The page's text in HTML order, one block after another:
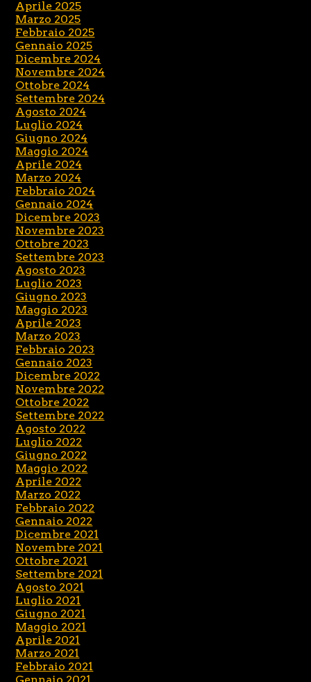
Aprile 2025
Marzo 2025
Febbraio 2025
Gennaio 2025
Dicembre 2024
Novembre 2024
Ottobre 2024
Settembre 2024
Agosto 2024
Luglio 2024
Giugno 2024
Maggio 2024
Aprile 2024
Marzo 2024
Febbraio 2024
Gennaio 2024
Dicembre 2023
Novembre 2023
Ottobre 2023
Settembre 2023
Agosto 2023
Luglio 2023
Giugno 2023
Maggio 2023
Aprile 2023
Marzo 2023
Febbraio 2023
Gennaio 2023
Dicembre 2022
Novembre 2022
Ottobre 2022
Settembre 2022
Agosto 2022
Luglio 2022
Giugno 2022
Maggio 2022
Aprile 2022
Marzo 2022
Febbraio 2022
Gennaio 2022
Dicembre 2021
Novembre 2021
Ottobre 2021
Settembre 2021
Agosto 2021
Luglio 2021
Giugno 2021
Maggio 2021
Aprile 2021
Marzo 2021
Febbraio 2021